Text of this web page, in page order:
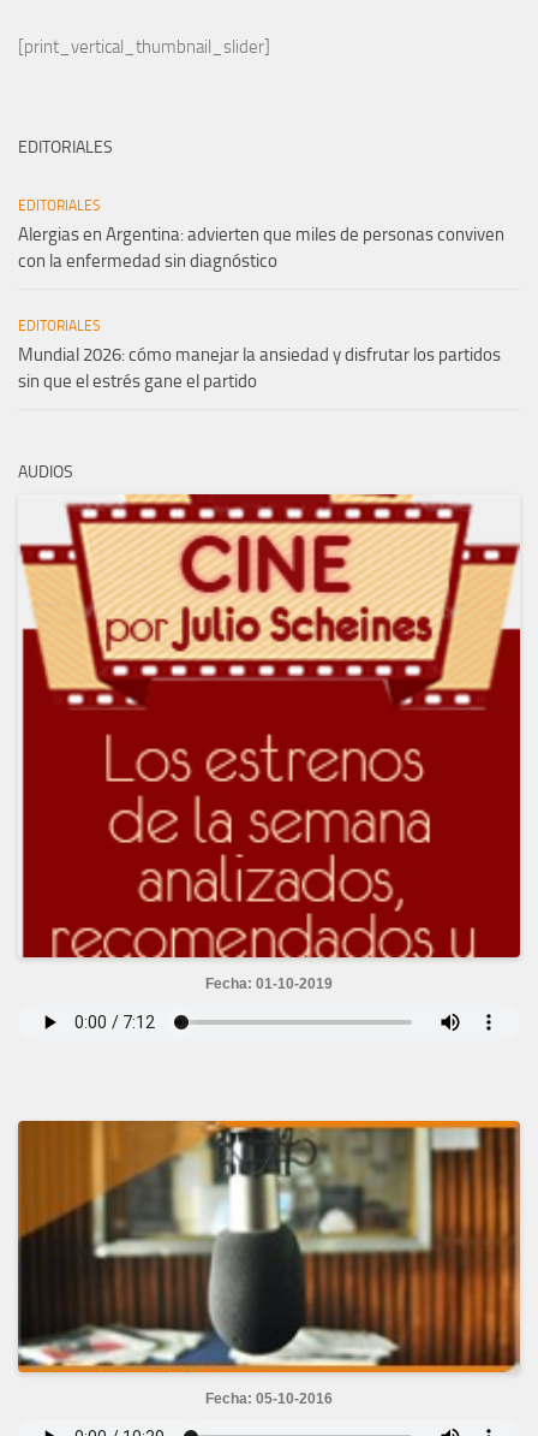
[print_vertical_thumbnail_slider]
EDITORIALES
EDITORIALES
Alergias en Argentina: advierten que miles de personas conviven
con la enfermedad sin diagnóstico
EDITORIALES
Mundial 2026: cómo manejar la ansiedad y disfrutar los partidos
sin que el estrés gane el partido
AUDIOS
Fecha: 01-10-2019
Fecha: 05-10-2016